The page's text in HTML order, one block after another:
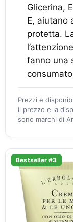
Glicerina,
E, aiutano
protetta.
fanno una
Prezzi e
il prezzo e la
sono marchi di
Bestseller #3